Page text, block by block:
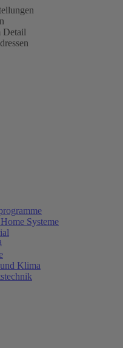
Detail
Systeme
Klima